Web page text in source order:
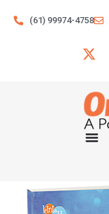
(61) 99974-4758